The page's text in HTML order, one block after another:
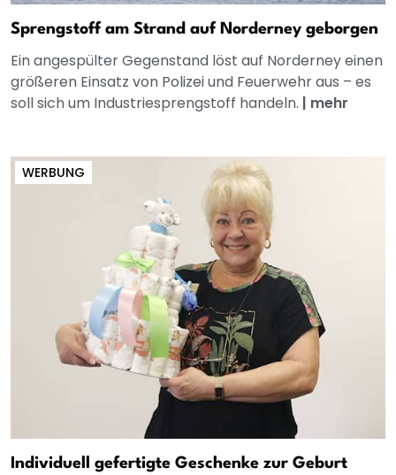
Sprengstoff am Strand auf Norderney geborgen
Ein angespülter Gegenstand löst auf Norderney einen
größeren Einsatz von Polizei und Feuerwehr aus – es
soll sich um Industriesprengstoff handeln. | mehr
WERBUNG
Individuell gefertigte Geschenke zur Geburt